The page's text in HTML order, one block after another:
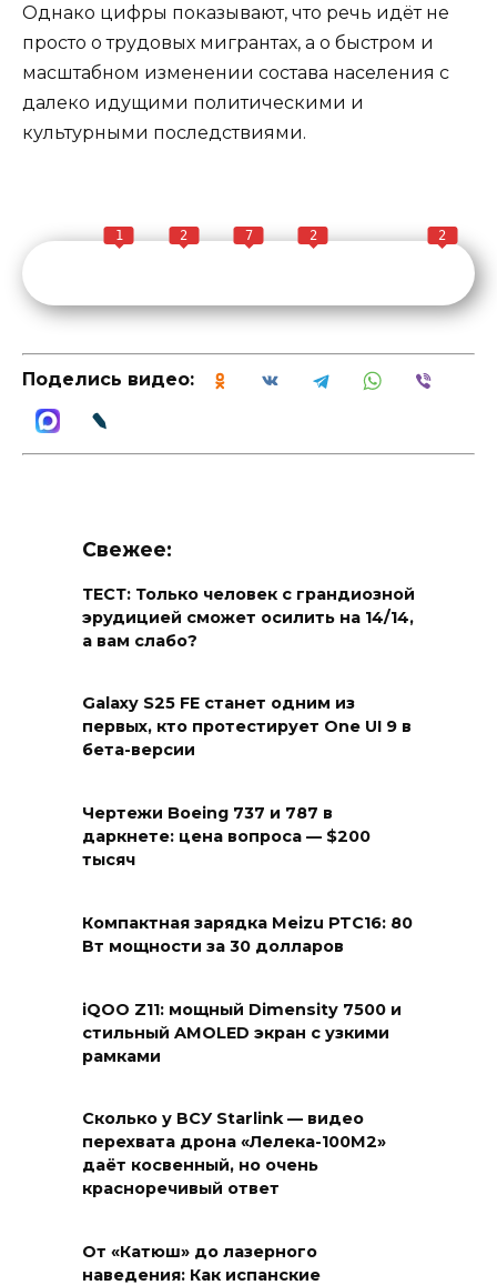
Однако цифры показывают, что речь идёт не
просто о трудовых мигрантах, а о быстром и
масштабном изменении состава населения с
далеко идущими политическими и
культурными последствиями.
1 2 7 2 2
Поделись видео:
Свежее:
ТЕСТ: Только человек с грандиозной
эрудицией сможет осилить на 14/14,
а вам слабо?
Galaxy S25 FE станет одним из
первых, кто протестирует One UI 9 в
бета-версии
Чертежи Boeing 737 и 787 в
даркнете: цена вопроса — $200
тысяч
Компактная зарядка Meizu PTC16: 80
Вт мощности за 30 долларов
iQOO Z11: мощный Dimensity 7500 и
стильный AMOLED экран с узкими
рамками
Сколько у ВСУ Starlink — видео
перехвата дрона «Лелека-100М2»
даёт косвенный, но очень
красноречивый ответ
От «Катюш» до лазерного
наведения: Как испанские